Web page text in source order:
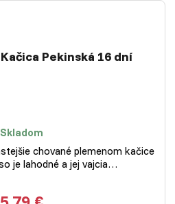
Kačica Pekinská 16 dní
Skladom
chované plemenom kačice
je lahodné a jej vajcia…